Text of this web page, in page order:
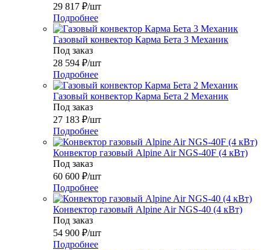
29 817 ₽/шт
Подробнее
Газовый конвектор Карма Бета 3 Механик
Под заказ
28 594 ₽/шт
Подробнее
Газовый конвектор Карма Бета 2 Механик
Под заказ
27 183 ₽/шт
Подробнее
Конвектор газовый Alpine Air NGS-40F (4 кВт)
Под заказ
60 600 ₽/шт
Подробнее
Конвектор газовый Alpine Air NGS-40 (4 кВт)
Под заказ
54 900 ₽/шт
Подробнее